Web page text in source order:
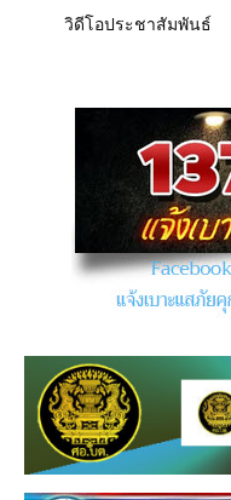
วิดีโอประชาสัมพันธ์